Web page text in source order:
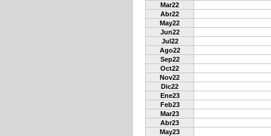
Mar22
Abr22
May22
Jun22
Jul22
Ago22
Sep22
Oct22
Nov22
Dic22
Ene23
Feb23
Mar23
Abr23
May23